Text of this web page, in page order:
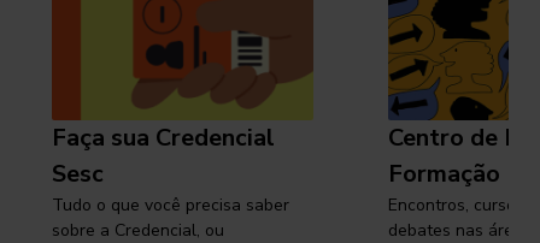
Faça sua Credencial
Sesc
Tudo o que você precisa saber
sobre a Credencial, ou
Centro de
Formação
Encontros, cursos,
debates nas áreas